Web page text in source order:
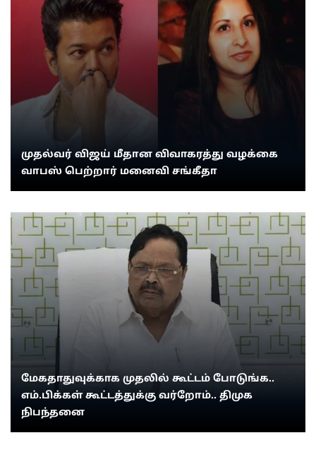
முதல்வர் விஜய் மீதான விவாகரத்து வழக்கை
வாபஸ் பெற்றார் மனைவி சங்கீதா
மேகதாதுவுக்காக முதலில் கூட்டம் போடுங்க..
எம்.பிக்கள் கூட்டத்துக்கு வர்றோம்.. திமுக
நிபந்தனை